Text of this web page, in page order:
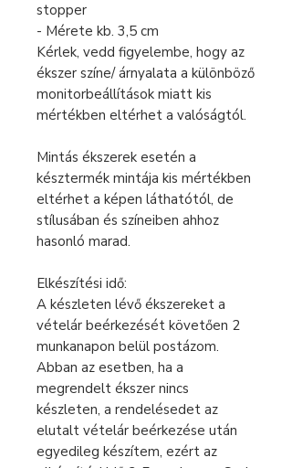
stopper
- Mérete kb. 3,5 cm
Kérlek, vedd figyelembe, hogy az
ékszer színe/ árnyalata a különböző
monitorbeállítások miatt kis
mértékben eltérhet a valóságtól.
Mintás ékszerek esetén a
késztermék mintája kis mértékben
eltérhet a képen láthatótól, de
stílusában és színeiben ahhoz
hasonló marad.
Elkészítési idő:
A készleten lévő ékszereket a
vételár beérkezését követően 2
munkanapon belül postázom.
Abban az esetben, ha a
megrendelt ékszer nincs
készleten, a rendelésedet az
elutalt vételár beérkezése után
egyedileg készítem, ezért az